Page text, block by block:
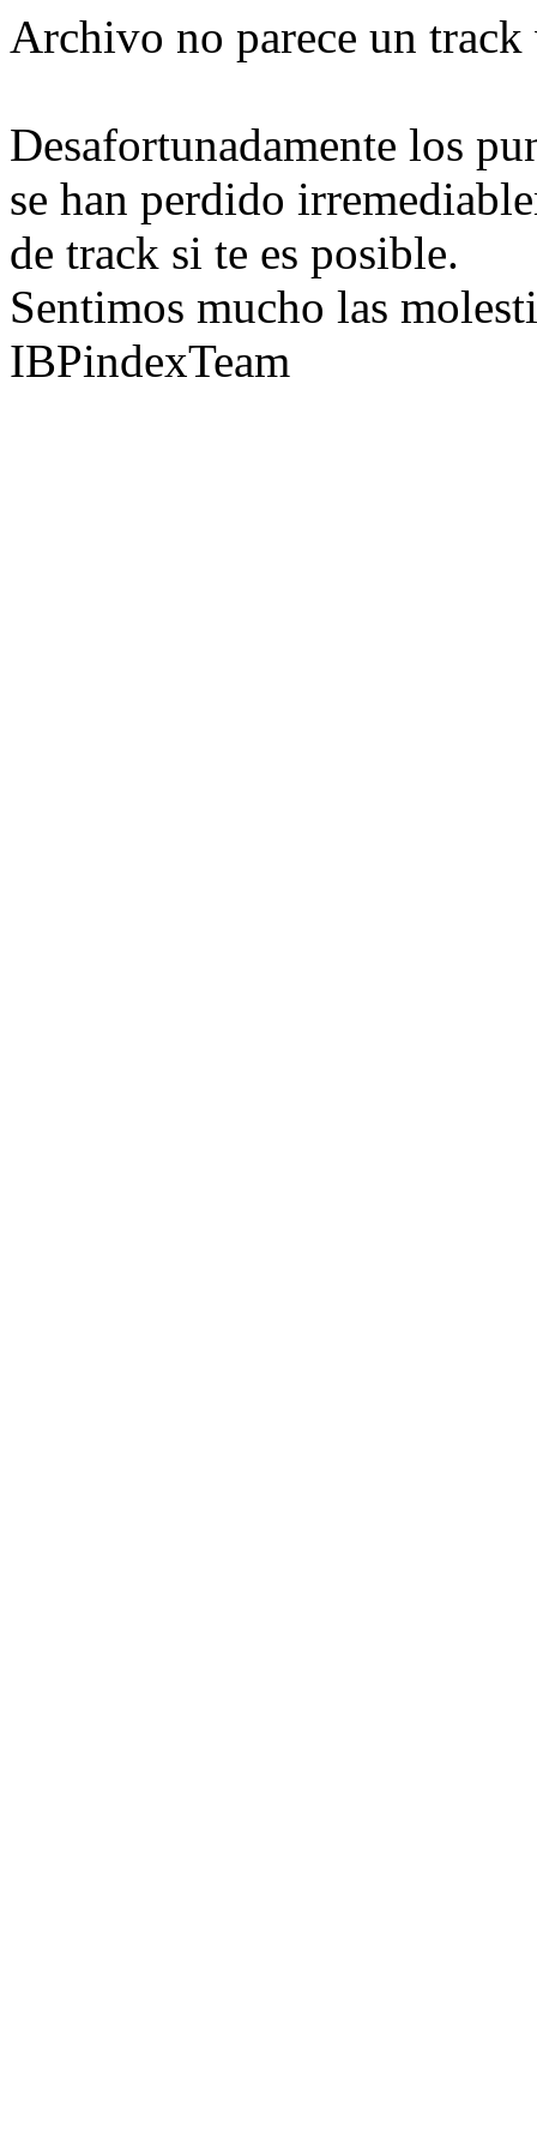
Archivo no parece un
Desafortunadamente los
se han perdido
de track si te es posible.
Sentimos mucho las
IBPindexTeam